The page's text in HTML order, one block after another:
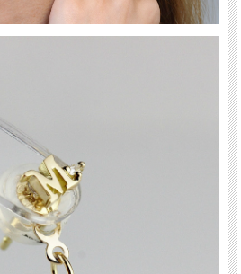
)
ーン
ニアを使用した華奢 ピアスキャッチ。
けで華やかさとお洒落度をアップさせてくれるピ
のちょうど下くらいにキラキラと輝きます。
ゼントにもお薦めのピアスキャッチです。
ります。